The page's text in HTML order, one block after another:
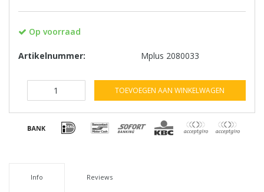
Op voorraad
Artikelnummer: Mplus 2080033
TOEVOEGEN AAN WINKELWAGEN
Info Reviews